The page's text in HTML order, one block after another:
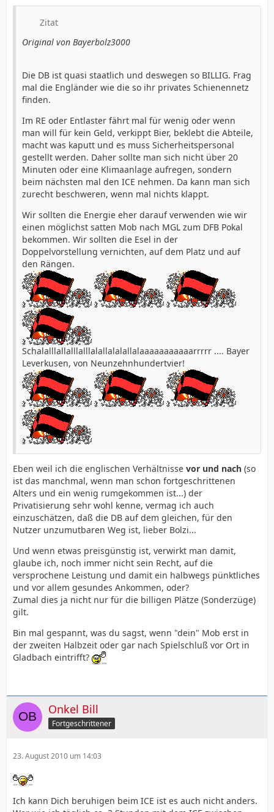
Zitat
Original von Bayerbolz3000
Die DB ist quasi staatlich und deswegen so BILLIG. Frag
mal die Engländer wie die so ihr privates Schienennetz
finden.
Im RE oder Entlaster fährt mal für wenig oder wenn
man will für kein Geld, verkippt Bier, beklebt die Abteile,
macht was kaputt und es muss Sicherheitspersonal
gestellt werden. Daher sollte man sich nicht über 20
Minuten oder eine Klimaanlage aufregen, sondern
beim nächsten mal den ICE nehmen. Da kann man sich
zurecht beschweren, wenn mal nichts klappt.
Wir sollten die Energie eher darauf verwenden wie wir
einen möglichst satten Mob nach MGL zum DFB Pokal
bekommen. Wir sollten die Esel in der
Doppelvorstellung vernichten, auf dem Platz und auf
den Rängen.
Schalalllallalllalllalallalalallalaaaaaaaaaaarrrrr .... Bayer
Leverkusen, von Neunzehnhundertvier!
Eben weil ich die englischen Verhältnisse vor und nach (so
ist das manchmal, wenn man schon fortgeschrittenen
Alters und ein wenig rumgekommen ist...) der
Privatisierung sehr wohl kenne, vermag ich auch
einzuschätzen, daß die DB auf dem gleichen, für den
Nutzer unzumutbaren Weg ist, lieber Bolzi...
Und wenn etwas preisgünstig ist, verwirkt man damit,
glaube ich, noch immer nicht sein Recht, auf die
versprochene Leistung und damit ein halbwegs pünktliches
und vor allem gesundes Ankommen, oder?
Zumal dies ja nicht nur für die billigen Plätze (Sonderzüge)
gilt.
Bin mal gespannt, was du sagst, wenn "dein" Mob erst in
der zweiten Halbzeit oder gar nach Spielschluß vor Ort in
Gladbach eintrifft?
Onkel Bill
Fortgeschrittener
23. August 2010 um 14:03
Ich kann Dich beruhigen beim ICE ist es auch nicht anders.